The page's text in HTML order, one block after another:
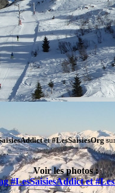
et#LesSaisiesOrg
Voir les photos :
#LesSaisiesAddict et